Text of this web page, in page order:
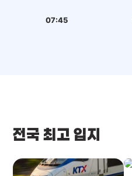
07:45
전국 최고 입지